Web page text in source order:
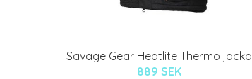
Savage Gear Heatlite Thermo jacka
889 SEK